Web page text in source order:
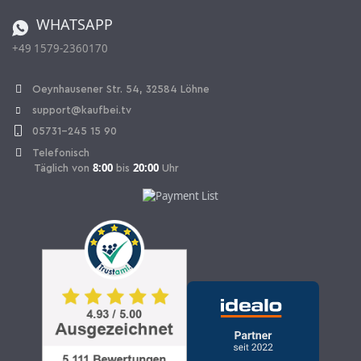
Vertrag widerrufen
WHATSAPP
+49 1579-2360170
Oeynhausener Str. 54, 32584 Löhne
support@kaufbei.tv
05731-245 15 90
Telefonisch
Täglich von 8:00 bis 20:00 Uhr